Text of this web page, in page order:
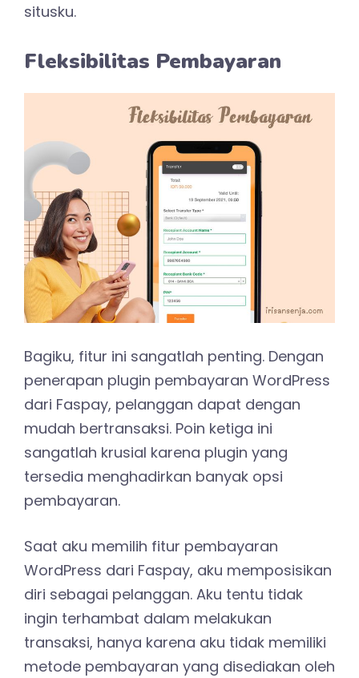
situsku.
Fleksibilitas Pembayaran
Bagiku, fitur ini sangatlah penting. Dengan
penerapan plugin pembayaran WordPress
dari Faspay, pelanggan dapat dengan
mudah bertransaksi. Poin ketiga ini
sangatlah krusial karena plugin yang
tersedia menghadirkan banyak opsi
pembayaran.
Saat aku memilih fitur pembayaran
WordPress dari Faspay, aku memposisikan
diri sebagai pelanggan. Aku tentu tidak
ingin terhambat dalam melakukan
transaksi, hanya karena aku tidak memiliki
metode pembayaran yang disediakan oleh